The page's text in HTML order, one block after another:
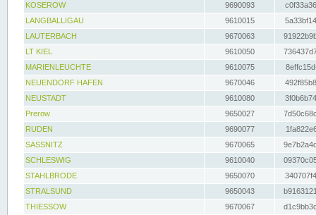
KOSEROW
9690093
LANGBALLIGAU
9610015
LAUTERBACH
9670063
LT KIEL
9610050
MARIENLEUCHTE
9610075
NEUENDORF HAFEN
9670046
NEUSTADT
9610080
Prerow
9650027
RUDEN
9690077
SASSNITZ
9670065
SCHLESWIG
9610040
STAHLBRODE
9650070
STRALSUND
9650043
THIESSOW
9670067